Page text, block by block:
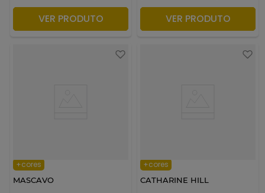
ADICIONAR À SACOLA
VER PRODUTO ADICIONAR À SACOLA
VER PRODUTO
+cores
MASCAVO
+cores
CATHARINE HILL